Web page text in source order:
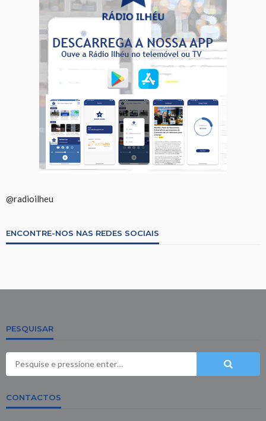
@radioilheu
ENCONTRE-NOS NAS REDES SOCIAIS
PESQUISAR
CONTACTOS